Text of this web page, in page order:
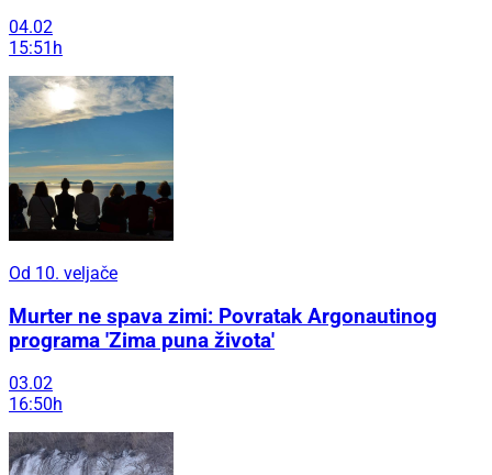
04.02
15:51h
Od 10. veljače
Murter ne spava zimi: Povratak Argonautinog
programa 'Zima puna života'
03.02
16:50h